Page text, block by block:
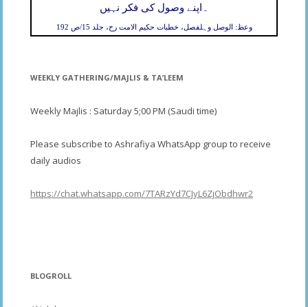
اپنے وصول کی فکر نہیں ۔
وعظ: الوصل وہلفصل، خطبات حکیم الامت رح، جلد 15/ص 192
WEEKLY GATHERING/MAJLIS & TA’LEEM
Weekly Majlis : Saturday 5;00 PM (Saudi time)
Please subscribe to Ashrafiya WhatsApp group to receive
daily audios
https://chat.whatsapp.com/7TARzYd7CJyL6ZjObdhwr2
BLOGROLL